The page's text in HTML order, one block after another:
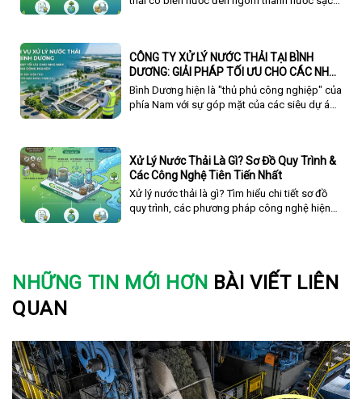
CÔNG TY XỬ LÝ NƯỚC THẢI TẠI BÌNH
DƯƠNG: GIẢI PHÁP TỐI ƯU CHO CÁC NHÀ
MÁY FDI & KHU CÔNG NGHIỆP
Bình Dương hiện là "thủ phủ công nghiệp" của
phía Nam với sự góp mặt của các siêu dự án
khe về bảo vệ môi trường, hướng tới mục tiêu
Net-Zero và phát triển bền vững.
Xử Lý Nước Thải Là Gì? Sơ Đồ Quy Trình &
Các Công Nghệ Tiên Tiến Nhất
Xử lý nước thải là gì? Tìm hiểu chi tiết sơ đồ
quy trình, các phương pháp công nghệ hiện
NHỮNG TIN MỚI HƠN BÀI VIẾT LIÊN
QUAN